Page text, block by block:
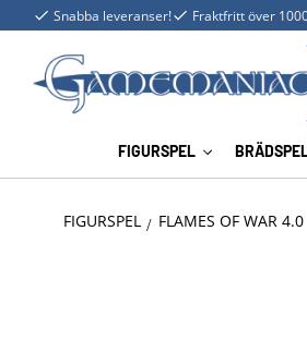
Snabba leveranser! Fraktfritt över
FIGURSPEL
FIGURSPEL FLAMES OF WAR 4.0